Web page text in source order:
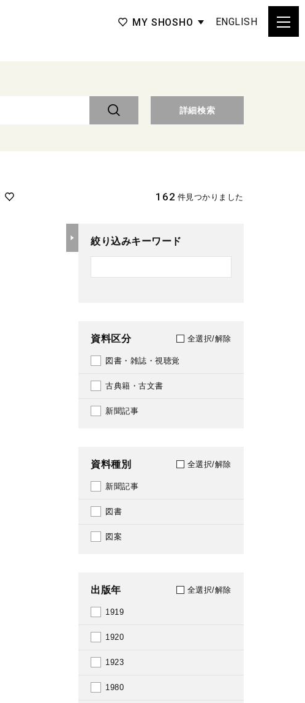
MY SHOSHO ENGLISH
詳細検索
162 件見つかりました
絞り込みキーワード
資料区分 全選択/解除
図書・雑誌・視聴覚
古典籍・古文書
新聞記事
資料種別 全選択/解除
新聞記事
図書
図案
出版年 全選択/解除
1919
1920
1923
1980